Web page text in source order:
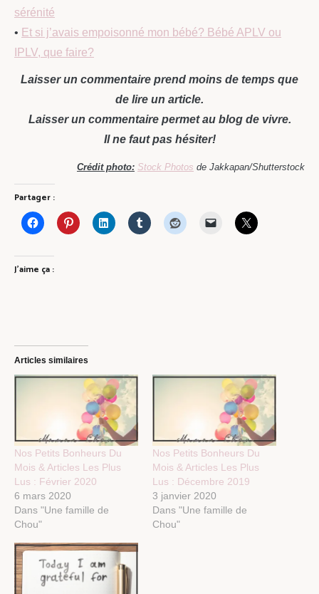
sérénité
• Et si j’avais empoisonné mon bébé? Bébé APLV ou
IPLV, que faire?
Laisser un commentaire prend moins de temps que
de lire un article.
Laisser un commentaire permet au blog de vivre.
Il ne faut pas hésiter!
Crédit photo: Stock Photos de Jakkapan/Shutterstock
Partager :
J’aime ça :
Articles similaires
Nos Petits Bonheurs Du
Mois & Articles Les Plus
Lus : Février 2020
6 mars 2020
Dans "Une famille de
Chou"
Nos Petits Bonheurs Du
Mois & Articles Les Plus
Lus : Décembre 2019
3 janvier 2020
Dans "Une famille de
Chou"